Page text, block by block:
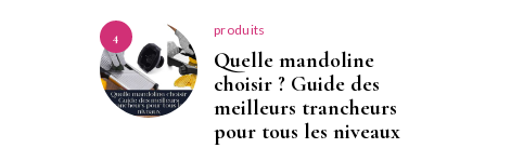
4 produits
Quelle mandoline
choisir ? Guide des
meilleurs trancheurs
pour tous les niveaux